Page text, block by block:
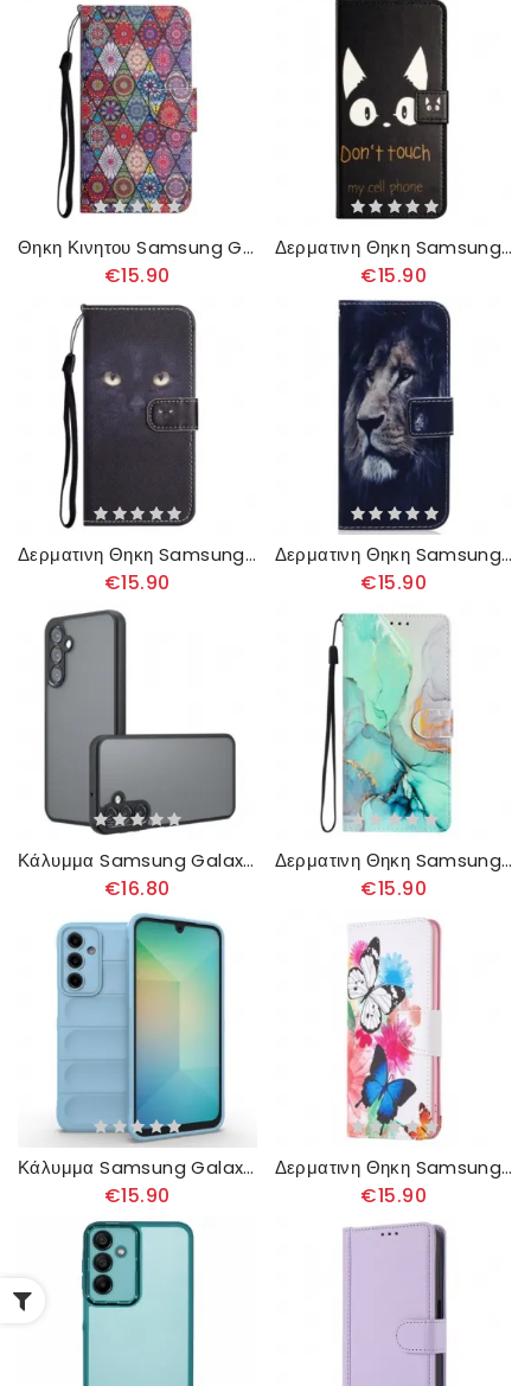
Θηκη Κινητου Samsung Galaxy A16 5g Μοτίβο Καλειδοσκόπιου
€15.90
Δερματινη Θηκη Samsung Galaxy A16 5g Μην Αγγίζετε Το Κινητό Μου Σιλικόνης
€15.90
Δερματινη Θηκη Samsung Galaxy A16 5g Cat Eyes
€15.90
Δερματινη Θηκη Samsung Galaxy A16 5g Dreaming Lion Σιλικόνης
€15.90
Κάλυμμα Samsung Galaxy A16 5g Φίλε
€16.80
Δερματινη Θηκη Samsung Galaxy A16 5g Πράσινο Μάρμαρο Σιλικόνης
€15.90
Κάλυμμα Samsung Galaxy A16 5g Θήκες Κινητών Αντιολισθητικό
€15.90
Δερματινη Θηκη Samsung Galaxy A16 5g Δύο Πεταλούδες Ακουαρέλας
€15.90